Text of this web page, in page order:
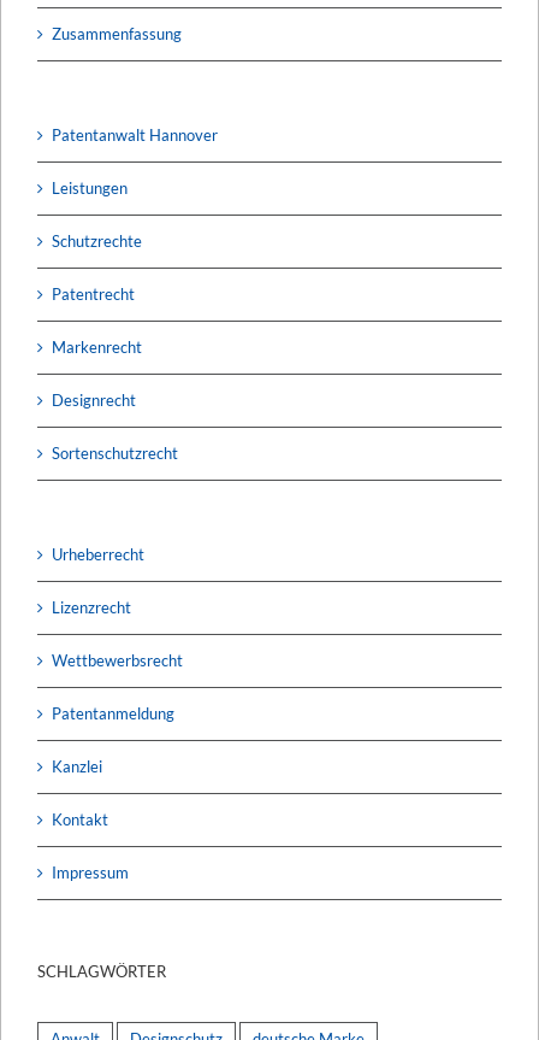
Zusammenfassung
Patentanwalt Hannover
Leistungen
Schutzrechte
Patentrecht
Markenrecht
Designrecht
Sortenschutzrecht
Urheberrecht
Lizenzrecht
Wettbewerbsrecht
Patentanmeldung
Kanzlei
Kontakt
Impressum
SCHLAGWÖRTER